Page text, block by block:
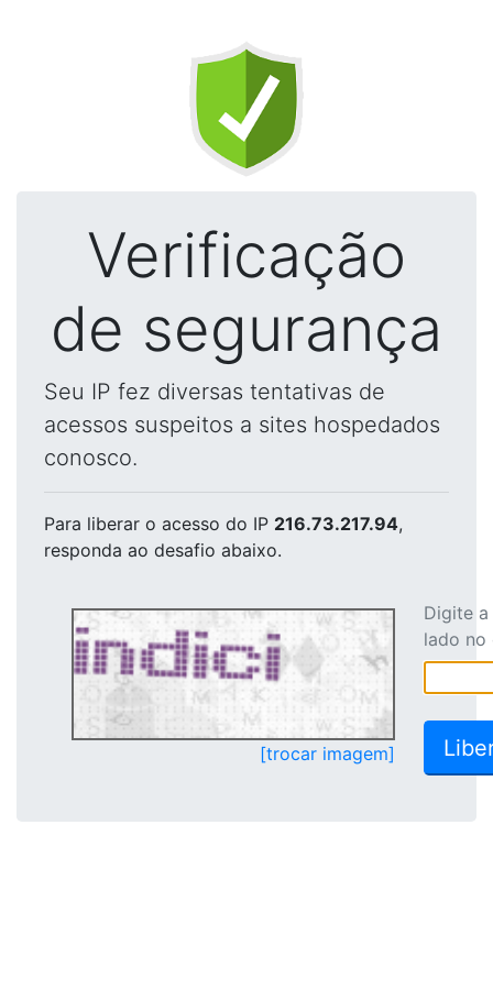
Verificação
de segurança
Seu IP fez diversas tentativas de
acessos suspeitos a sites hospedados
conosco.
Para liberar o acesso do IP 216.73.217.94,
responda ao desafio abaixo.
[trocar imagem]
Digite
lado no